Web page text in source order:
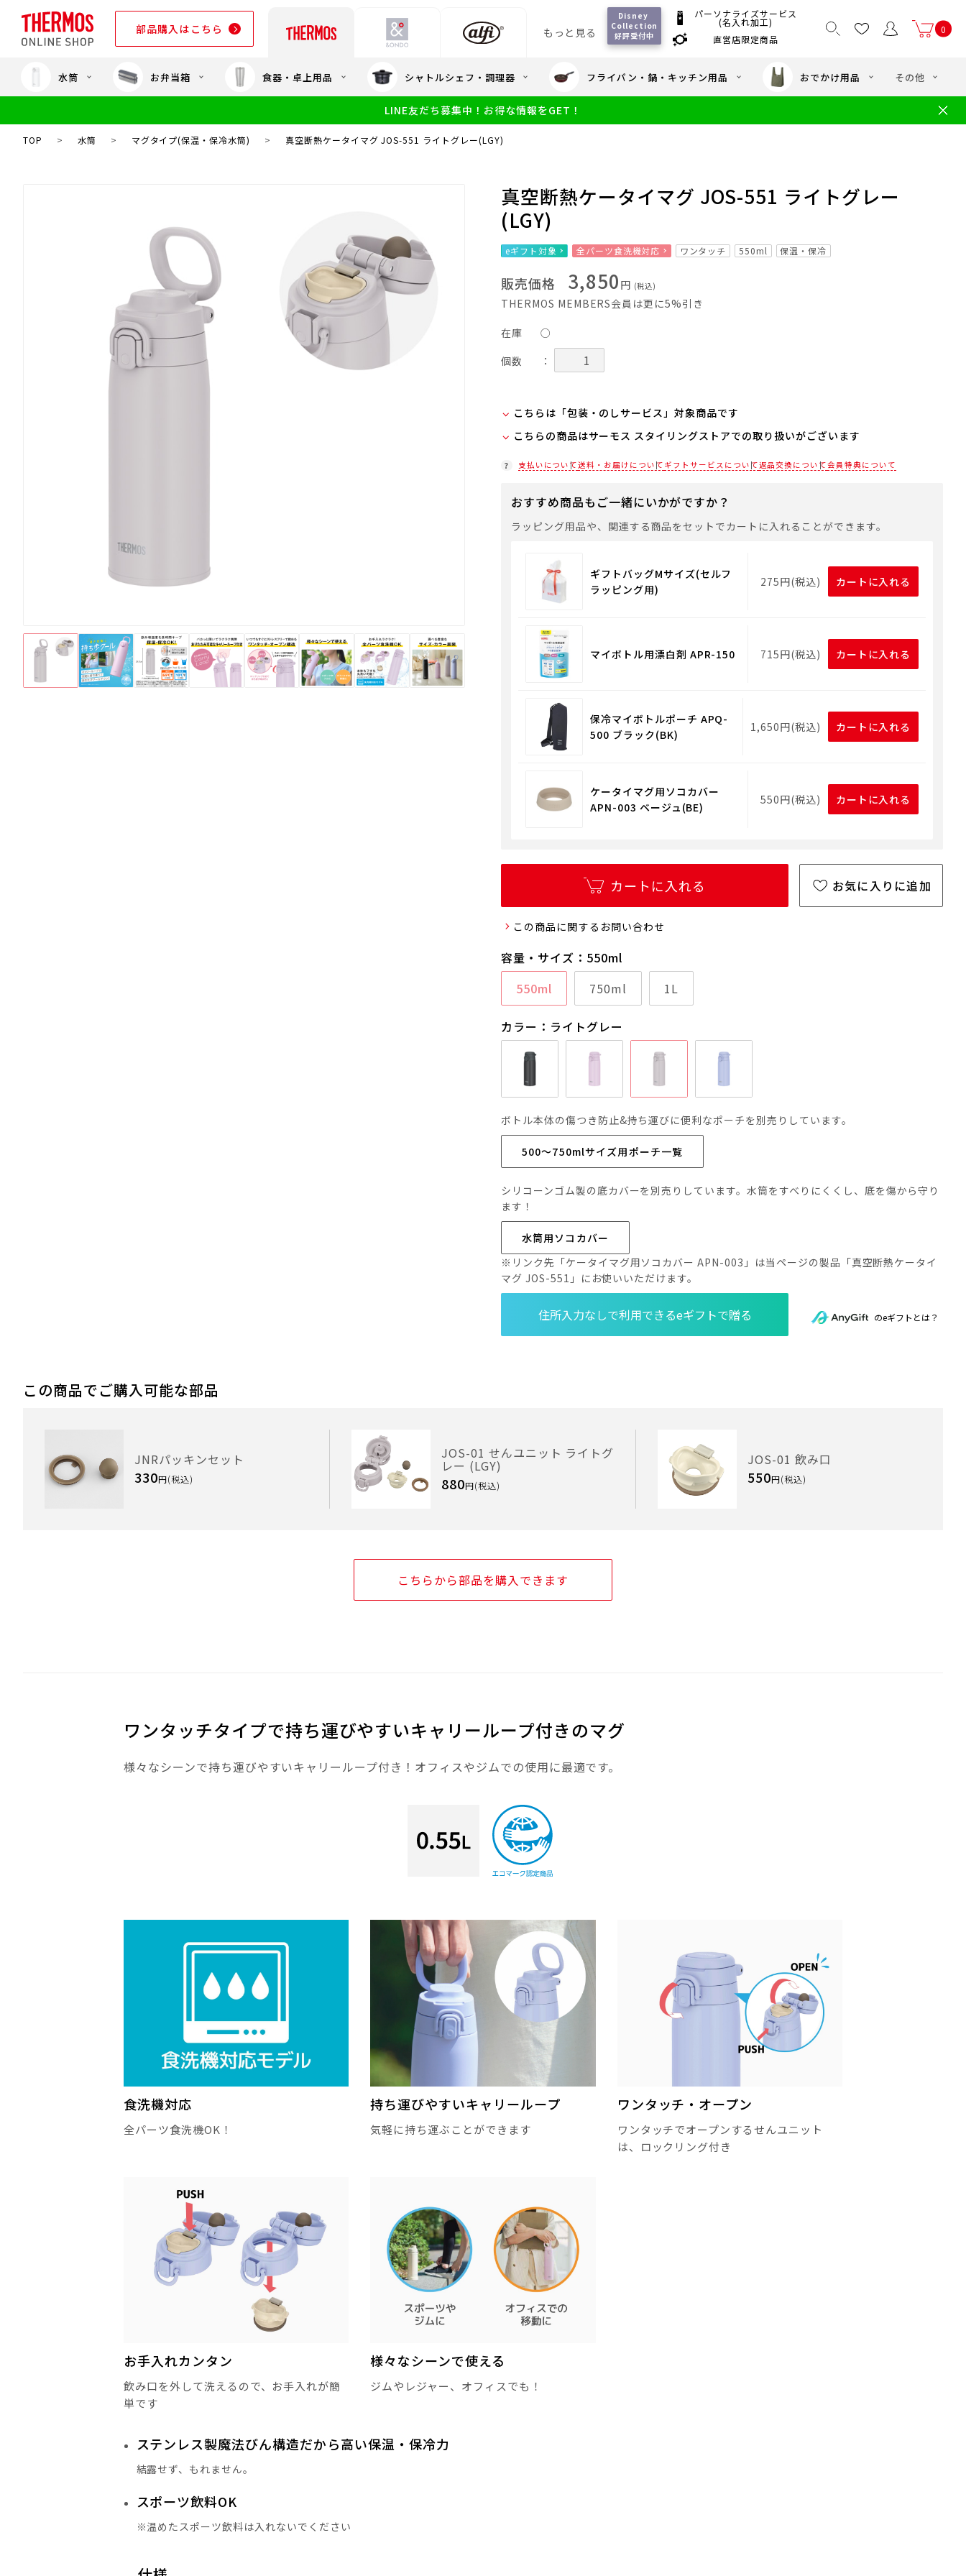
部品購入はこちら もっと見る
以上送料無料
サーモスのeギフト
ギフトのご案内
Disney
Collection
好評受付中
パーソナライズサービス
(名入れ加工)
直営店限定商品
部品購入はこちら
食洗機対応 幼児・園児向け水筒
小学生 中・高学年向け水筒
0
水筒 お弁当箱 食器・卓上用品 シャトルシェフ・調理器 フライパン・鍋・キッチン用品 おでかけ用品 その他
LINE友だち募集中！お得な情報をGET！
TOP > 水筒 > マグタイプ(保温・保冷水筒) > 真空断熱ケータイマグ JOS-551 ライトグレー(LGY)
真空断熱ケータイマグ JOS-551 ライトグレー
(LGY)
eギフト対象 全パーツ食洗機対応 ワンタッチ 550ml 保温・保冷
販売価格 3,850 円 (税込)
THERMOS MEMBERS会員は更に5%引き
在庫
○
個数
：
こちらは「包装・のしサービス」対象商品です
弊社での包装・のしを希望される場合は、商品をカートに入れた後に「会員限定のし・
ラッピング(330円/個)設定へ」ボタンからお手続きください。
袋やギフトバッグを希望される場合は、以下よりご購入をお願いいたします。
通常商品用ギフト用品
こちらの商品はサーモス スタイリングストアでの取り扱いがございます
在庫状況につきましては、各店舗までお電話にてご確認ください。
支払いについて送料・お届けについて ギフトサービスについて返品交換について会員特典について
おすすめ商品もご一緒にいかがですか？
ラッピング用品や、関連する商品をセットでカートに入れることができます。
ギフトバッグMサイズ(セルフ
ラッピング用)
275円(税込) カートに入れる
マイボトル用漂白剤 APR-150 715円(税込) カートに入れる
保冷マイボトルポーチ APQ-
500 ブラック(BK)
1,650円(税込) カートに入れる
ケータイマグ用ソコカバー
APN-003 ベージュ(BE)
550円(税込) カートに入れる
カートに入れる お気に入りに追加
この商品に関するお問い合わせ
容量・サイズ：550ml
550ml
750ml 1L
カラー：ライトグレー
ボトル本体の傷つき防止&持ち運びに便利なポーチを別売りしています。
500～750mlサイズ用ポーチ一覧
シリコーンゴム製の底カバーを別売りしています。水筒をすべりにくくし、底を傷から守り
ます！
水筒用ソコカバー
※リンク先「ケータイマグ用ソコカバー APN-003」は当ページの製品「真空断熱ケータイ
マグ JOS-551」にお使いいただけます。
のeギフトとは？
この商品でご購入可能な部品
JNRパッキンセット
330円(税込)
JOS-01 せんユニット ライトグ
レー (LGY)
880円(税込)
JOS-01 飲み口
550円(税込)
こちらから部品を購入できます
ワンタッチタイプで持ち運びやすいキャリーループ付きのマグ
様々なシーンで持ち運びやすいキャリーループ付き！オフィスやジムでの使用に最適です。
食洗機対応
全パーツ食洗機OK！
持ち運びやすいキャリーループ
気軽に持ち運ぶことができます
ワンタッチ・オープン
ワンタッチでオープンするせんユニット
は、ロックリング付き
お手入れカンタン
飲み口を外して洗えるので、お手入れが簡
単です
様々なシーンで使える
ジムやレジャー、オフィスでも！
ステンレス製魔法びん構造だから高い保温・保冷力
結露せず、もれません。
スポーツ飲料OK
※温めたスポーツ飲料は入れないでください